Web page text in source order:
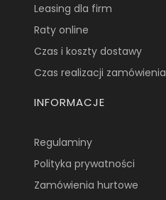
Leasing dla firm
Raty online
Czas i koszty dostawy
Czas realizacji zamówienia
INFORMACJE
Regulaminy
Polityka prywatności
Zamówienia hurtowe